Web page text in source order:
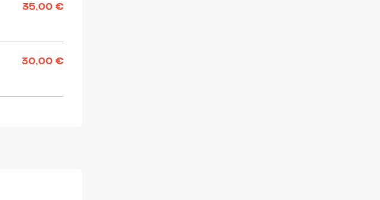
35,00 €
30,00 €